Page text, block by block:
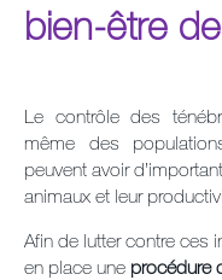
Plan du site
bien-être
Le contrôle des
même des
peuvent avoir
animaux et leur
Afin de lutter contre ces
en place une procédure